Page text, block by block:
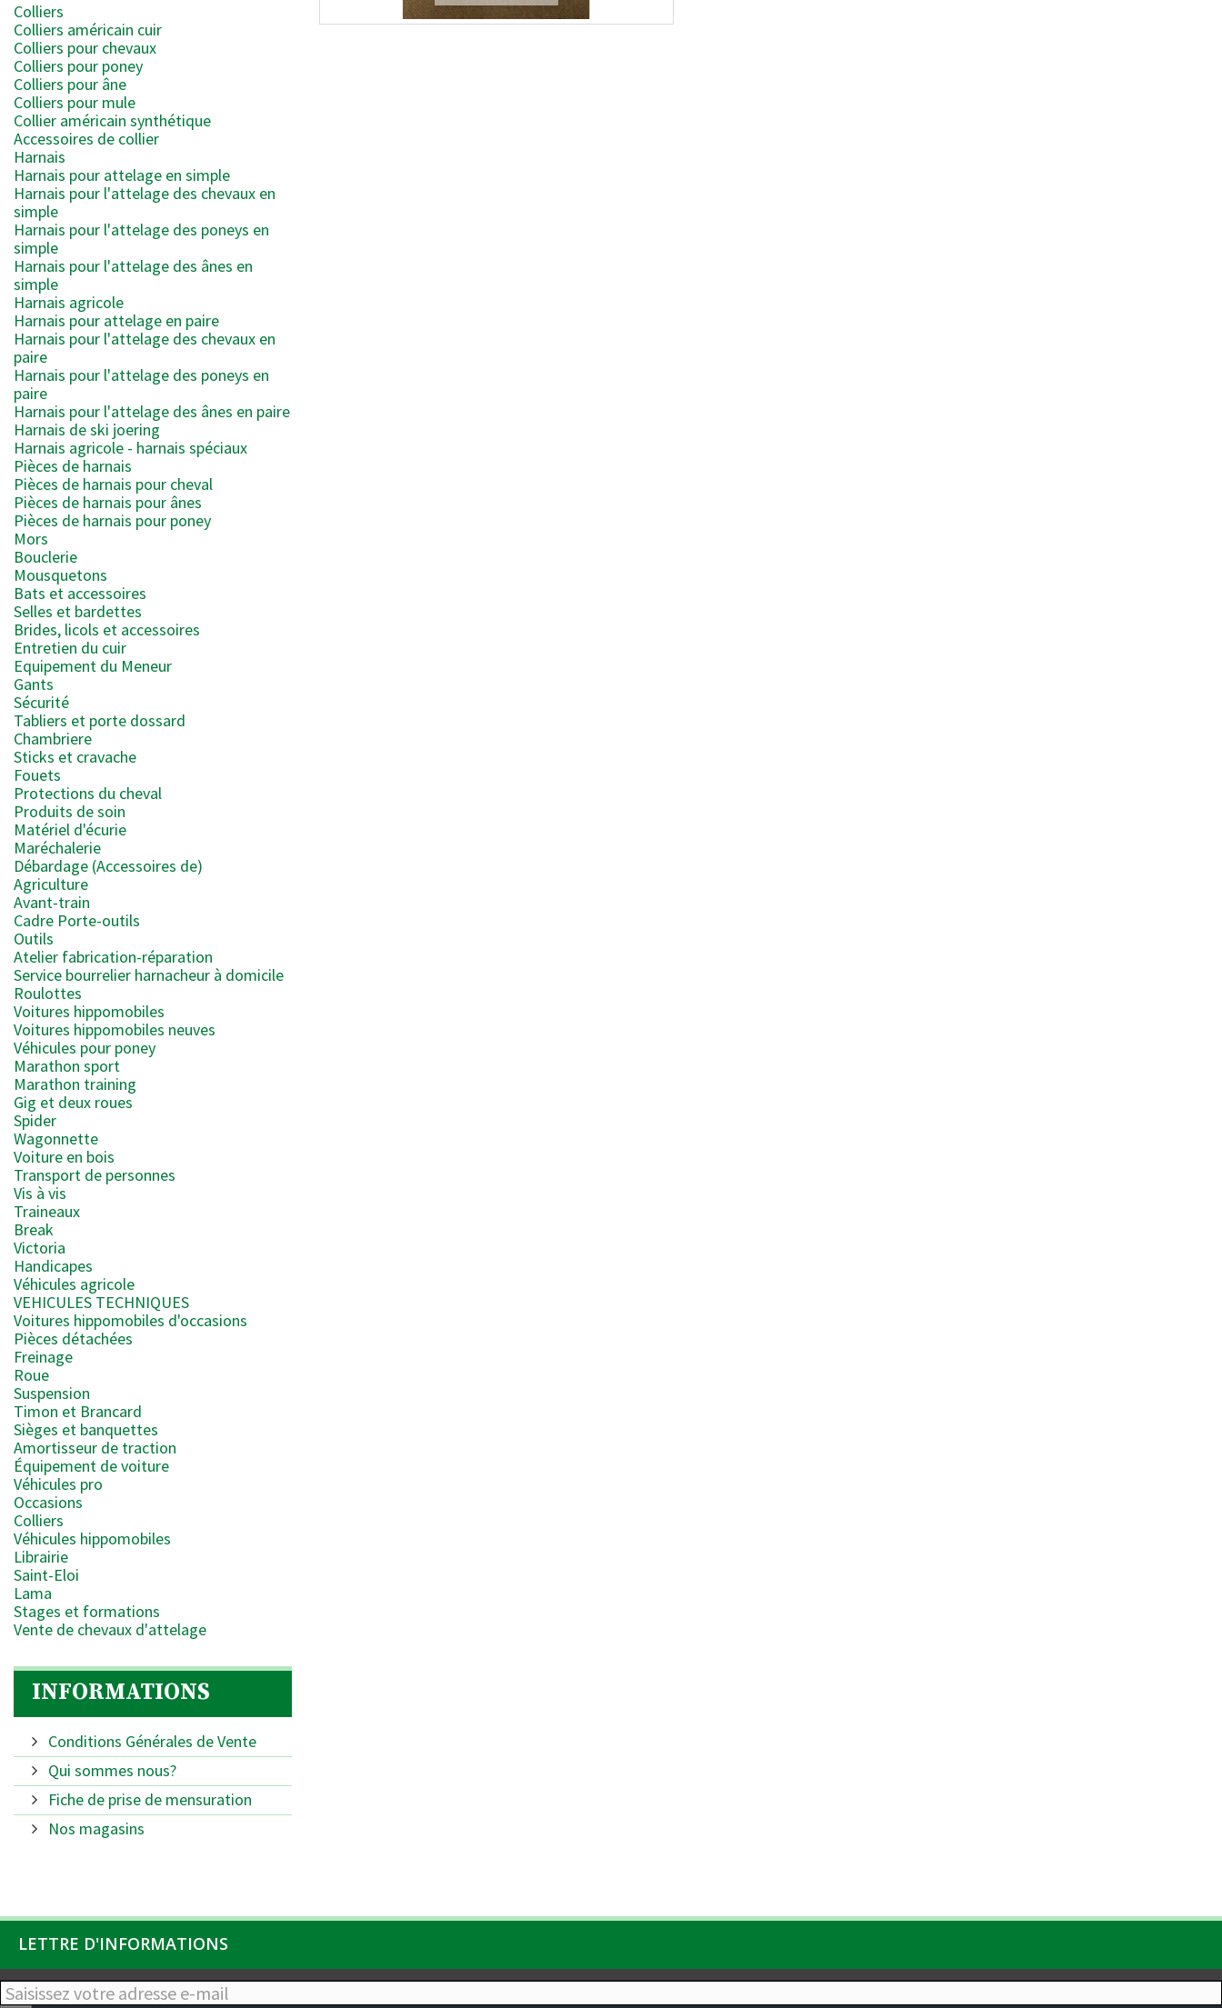
Colliers
Colliers américain cuir
Colliers pour chevaux
Colliers pour poney
Colliers pour âne
Colliers pour mule
Collier américain synthétique
Accessoires de collier
Harnais
Harnais pour attelage en simple
Harnais pour l'attelage des chevaux en
simple
Harnais pour l'attelage des poneys en
simple
Harnais pour l'attelage des ânes en
simple
Harnais agricole
Harnais pour attelage en paire
Harnais pour l'attelage des chevaux en
paire
Harnais pour l'attelage des poneys en
paire
Harnais pour l'attelage des ânes en paire
Harnais de ski joering
Harnais agricole - harnais spéciaux
Pièces de harnais
Pièces de harnais pour cheval
Pièces de harnais pour ânes
Pièces de harnais pour poney
Mors
Bouclerie
Mousquetons
Bats et accessoires
Selles et bardettes
Brides, licols et accessoires
Entretien du cuir
Equipement du Meneur
Gants
Sécurité
Tabliers et porte dossard
Chambriere
Sticks et cravache
Fouets
Protections du cheval
Produits de soin
Matériel d'écurie
Maréchalerie
Débardage (Accessoires de)
Agriculture
Avant-train
Cadre Porte-outils
Outils
Atelier fabrication-réparation
Service bourrelier harnacheur à domicile
Roulottes
Voitures hippomobiles
Voitures hippomobiles neuves
Véhicules pour poney
Marathon sport
Marathon training
Gig et deux roues
Spider
Wagonnette
Voiture en bois
Transport de personnes
Vis à vis
Traineaux
Break
Victoria
Handicapes
Véhicules agricole
VEHICULES TECHNIQUES
Voitures hippomobiles d'occasions
Pièces détachées
Freinage
Roue
Suspension
Timon et Brancard
Sièges et banquettes
Amortisseur de traction
Équipement de voiture
Véhicules pro
Occasions
Colliers
Véhicules hippomobiles
Librairie
Saint-Eloi
Lama
Stages et formations
Vente de chevaux d'attelage
INFORMATIONS
Conditions Générales de Vente
Qui sommes nous?
Fiche de prise de mensuration
Nos magasins
LETTRE D'INFORMATIONS